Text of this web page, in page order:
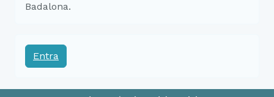
Badalona.
Entra